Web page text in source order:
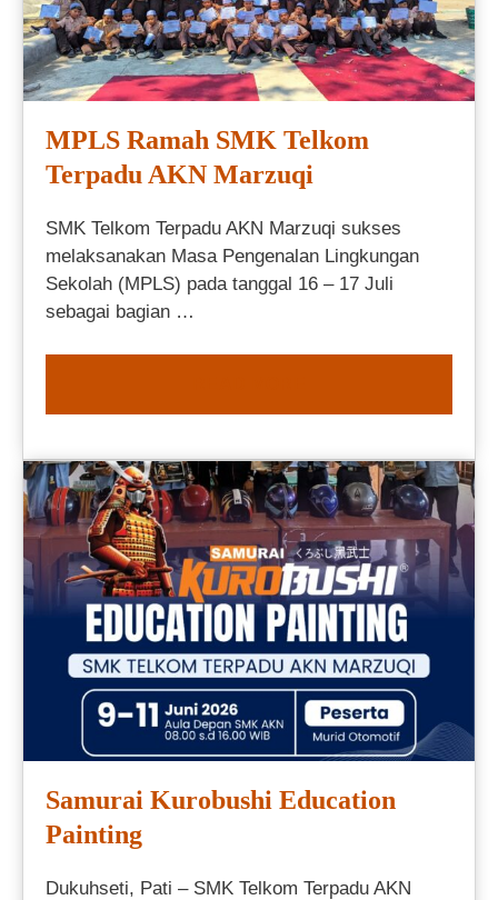
MPLS Ramah SMK Telkom
Terpadu AKN Marzuqi
SMK Telkom Terpadu AKN Marzuqi sukses
melaksanakan Masa Pengenalan Lingkungan
Sekolah (MPLS) pada tanggal 16 – 17 Juli
sebagai bagian …
Samurai Kurobushi Education
Painting
Dukuhseti, Pati – SMK Telkom Terpadu AKN